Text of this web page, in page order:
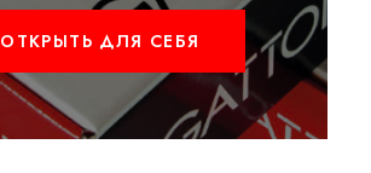
ОТКРЫТЬ ДЛЯ СЕБЯ